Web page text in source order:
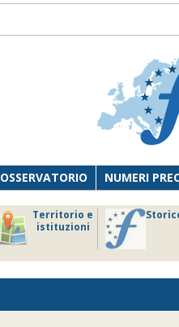
OSSERVATORIO NUMERI
Territorio e
istituzioni